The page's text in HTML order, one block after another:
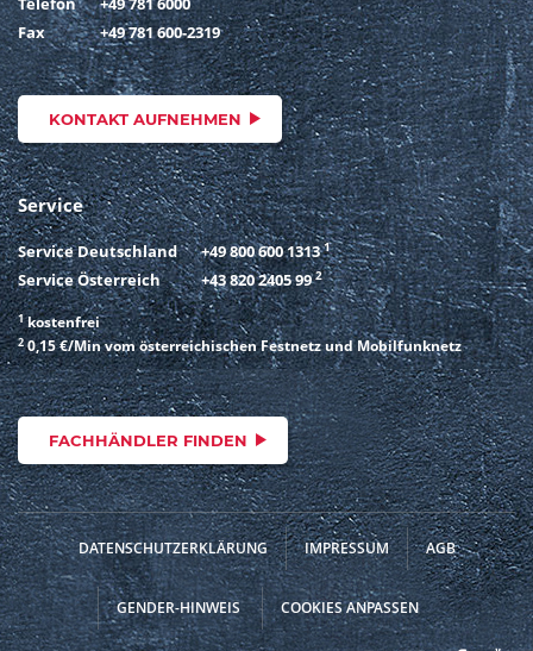
Fax
+49 781 600-2319
KONTAKT AUFNEHMEN
Service
Service Deutschland +49 800 600 1313 1
Service Österreich +43 820 2405 99 2
1kostenfrei
20,15 €/Min vom österreichischen Festnetz und Mobilfunknetz
FACHHÄNDLER FINDEN
DATENSCHUTZERKLÄRUNG IMPRESSUM AGB
GENDER-HINWEIS COOKIES ANPASSEN